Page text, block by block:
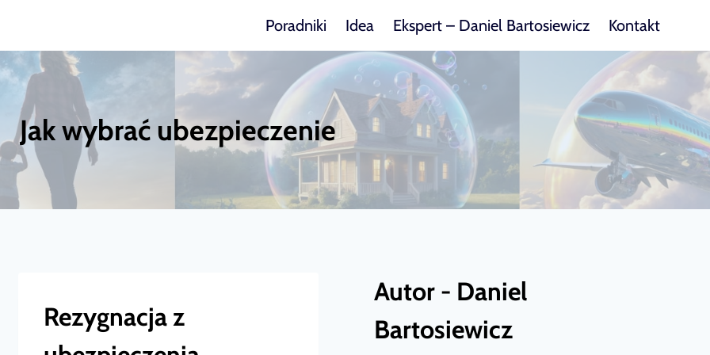
Poradniki Idea Ekspert – Daniel Bartosiewicz Kontakt
Jak wybrać ubezpieczenie
Rezygnacja z
Autor - Daniel
Bartosiewicz